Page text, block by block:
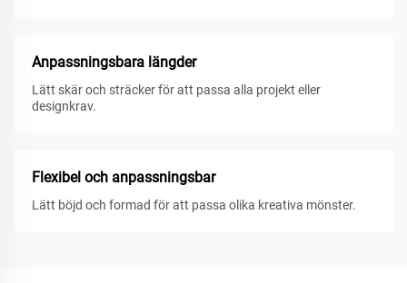
Anpassningsbara längder
Lätt skär och sträcker för att passa alla projekt eller
designkrav.
Flexibel och anpassningsbar
Lätt böjd och formad för att passa olika kreativa mönster.